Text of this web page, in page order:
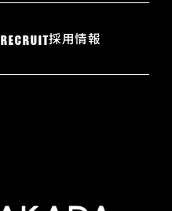
RECRUIT 採用情報